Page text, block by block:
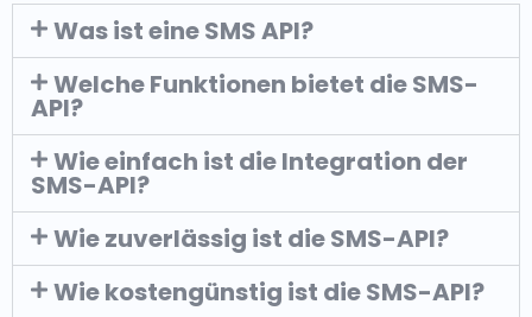
Was ist eine SMS API?
Welche Funktionen bietet die SMS-
API?
Wie einfach ist die Integration der
SMS-API?
Wie zuverlässig ist die SMS-API?
Wie kostengünstig ist die SMS-API?